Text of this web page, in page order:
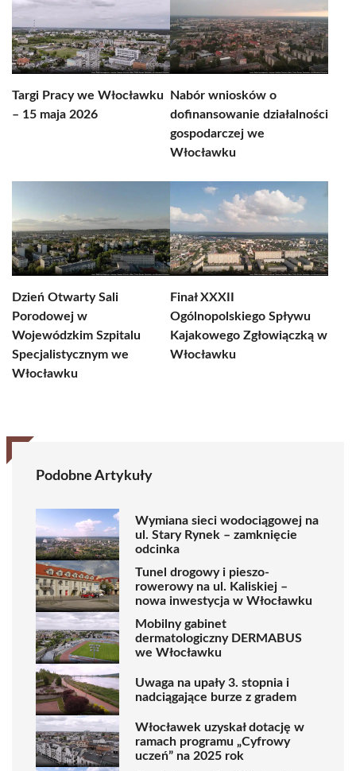
Targi Pracy we Włocławku
– 15 maja 2026
Nabór wniosków o
dofinansowanie działalności
gospodarczej we
Włocławku
Dzień Otwarty Sali
Porodowej w
Wojewódzkim Szpitalu
Specjalistycznym we
Włocławku
Finał XXXII
Ogólnopolskiego Spływu
Kajakowego Zgłowiączką w
Włocławku
Podobne Artykuły
Wymiana sieci wodociągowej na
ul. Stary Rynek – zamknięcie
odcinka
Tunel drogowy i pieszo-
rowerowy na ul. Kaliskiej –
nowa inwestycja w Włocławku
Mobilny gabinet
dermatologiczny DERMABUS
we Włocławku
Uwaga na upały 3. stopnia i
nadciągające burze z gradem
Włocławek uzyskał dotację w
ramach programu „Cyfrowy
uczeń” na 2025 rok